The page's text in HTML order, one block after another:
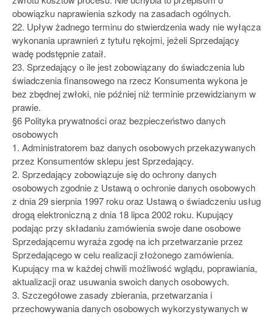
obowiązku naprawienia szkody na zasadach ogólnych.
22. Upływ żadnego terminu do stwierdzenia wady nie wyłącza
wykonania uprawnień z tytułu rękojmi, jeżeli Sprzedający
wadę podstępnie zataił.
23. Sprzedający o ile jest zobowiązany do świadczenia lub
świadczenia finansowego na rzecz Konsumenta wykona je
bez zbędnej zwłoki, nie później niż terminie przewidzianym w
prawie.
§6 Polityka prywatności oraz bezpieczeństwo danych
osobowych
1. Administratorem baz danych osobowych przekazywanych
przez Konsumentów sklepu jest Sprzedający.
2. Sprzedający zobowiązuje się do ochrony danych
osobowych zgodnie z Ustawą o ochronie danych osobowych
z dnia 29 sierpnia 1997 roku oraz Ustawą o świadczeniu usług
drogą elektroniczną z dnia 18 lipca 2002 roku. Kupujący
podając przy składaniu zamówienia swoje dane osobowe
Sprzedającemu wyraża zgodę na ich przetwarzanie przez
Sprzedającego w celu realizacji złożonego zamówienia.
Kupujący ma w każdej chwili możliwość wglądu, poprawiania,
aktualizacji oraz usuwania swoich danych osobowych.
3. Szczegółowe zasady zbierania, przetwarzania i
przechowywania danych osobowych wykorzystywanych w